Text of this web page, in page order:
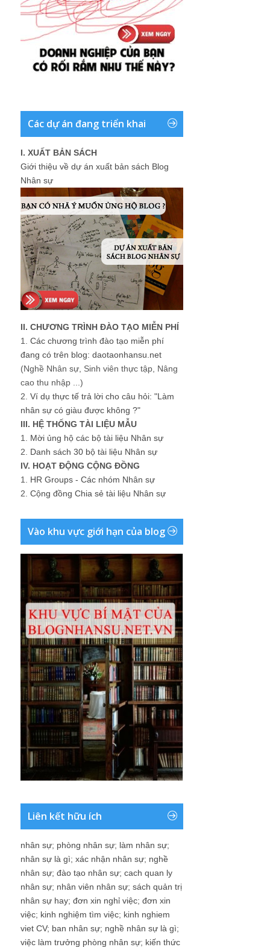
Các dự án đang triển khai
I. XUẤT BẢN SÁCH
Giới thiệu về dự án xuất bản sách Blog
Nhân sự
II. CHƯƠNG TRÌNH ĐÀO TẠO MIỄN PHÍ
1. Các chương trình đào tạo miễn phí
đang có trên blog: daotaonhansu.net
(Nghề Nhân sự, Sinh viên thực tập, Nâng
cao thu nhập ...)
2. Ví dụ thực tế trả lời cho câu hỏi: "Làm
nhân sự có giàu được không ?"
III. HỆ THỐNG TÀI LIỆU MẪU
1. Mời ủng hộ các bộ tài liệu Nhân sự
2. Danh sách 30 bộ tài liệu Nhân sự
IV. HOẠT ĐỘNG CỘNG ĐỒNG
1. HR Groups - Các nhóm Nhân sự
2. Cộng đồng Chia sẻ tài liệu Nhân sự
Vào khu vực giới hạn của blog
Liên kết hữu ích
nhân sự; phòng nhân sự; làm nhân sự;
nhân sự là gì; xác nhận nhân sự; nghề
nhân sự; đào tạo nhân sự; cach quan ly
nhân sự; nhân viên nhân sự; sách quản trị
nhân sự hay; đơn xin nghỉ việc; đơn xin
việc; kinh nghiệm tìm việc; kinh nghiem
viet CV; ban nhân sự; nghề nhân sự là gì;
việc làm trưởng phòng nhân sự; kiến thức